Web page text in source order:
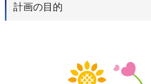
計画の目的